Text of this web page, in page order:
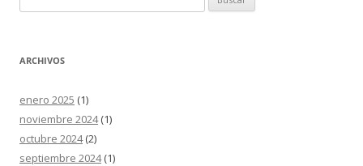
ARCHIVOS
enero 2025 (1)
noviembre 2024(1)
octubre 2024(2)
septiembre 2024(1)